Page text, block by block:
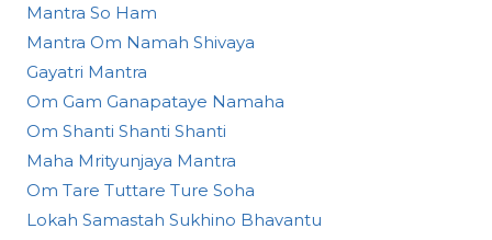
Mantra So Ham
Mantra Om Namah Shivaya
Gayatri Mantra
Om Gam Ganapataye Namaha
Om Shanti Shanti Shanti
Maha Mrityunjaya Mantra
Om Tare Tuttare Ture Soha
Lokah Samastah Sukhino Bhavantu